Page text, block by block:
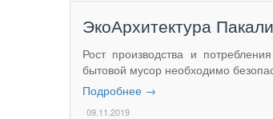
ЭкоАрхитектура
Рост производства и
бытовой мусор необходимо
Подробнее →
09.11.2019